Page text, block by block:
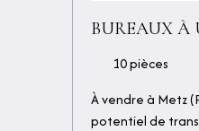
BUREAUX À
10pièces
À vendre à Metz
potentiel de